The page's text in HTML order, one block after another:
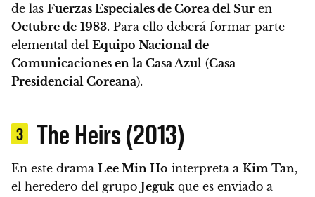
de las Fuerzas Especiales de Corea del Sur en
Octubre de 1983. Para ello deberá formar parte
elemental del Equipo Nacional de
Comunicaciones en la Casa Azul (Casa
Presidencial Coreana).
3 The Heirs (2013)
En este drama Lee Min Ho interpreta a Kim Tan,
el heredero del grupo Jeguk que es enviado a